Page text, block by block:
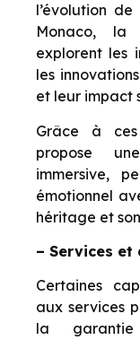
l’évolution
Monaco,
explorent les
les
et leur impact
Grâce à
propose
immersive,
émotionnel
héritage et
– Services et
Certaines
aux services
la garantie